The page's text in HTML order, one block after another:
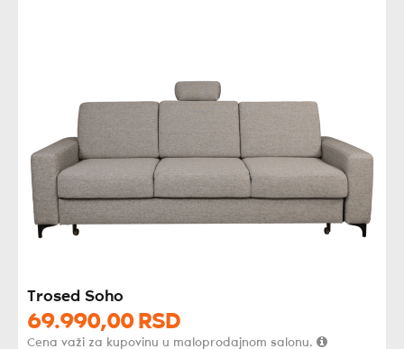
Trosed Soho
69.990,00 RSD
Cena važi za kupovinu u maloprodajnom salonu.